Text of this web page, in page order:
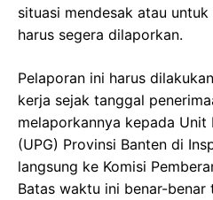
situasi mendesak atau
harus segera dilaporkan.
Pelaporan ini harus
kerja sejak tanggal
melaporkannya kepada Unit
(UPG) Provinsi Banten di
langsung ke Komisi
Batas waktu ini benar-